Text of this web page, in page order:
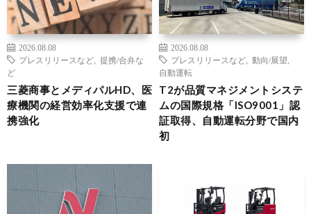
2026.08.08
プレスリリースなど
提携/合弁な
ど
三菱商事とメディパルHD、医
療機関の経営効率化支援で連
携強化
2026.08.08
プレスリリースなど
動向/展望
自動運転
T2が品質マネジメントシステ
ムの国際規格「ISO9001」認
証取得、自動運転分野で国内
初